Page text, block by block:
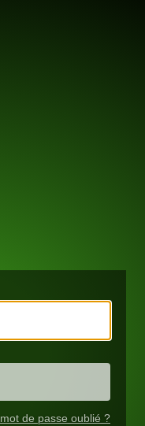
mot de passe oublié ?